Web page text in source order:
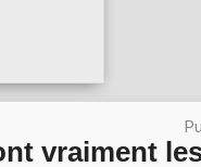
vraiment